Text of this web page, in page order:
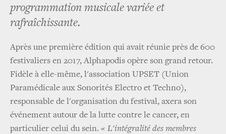
programmation musicale variée et
rafraîchissante.
Après une première édition qui avait réunie près de 600
festivaliers en 2017, Alphapodis opère son grand retour.
Fidèle à elle-même, l'association UPSET (Union
Paramédicale aux Sonorités Electro et Techno),
responsable de l'organisation du festival, axera son
événement autour de la lutte contre le cancer, en
particulier celui du sein. « L'intégralité des membres